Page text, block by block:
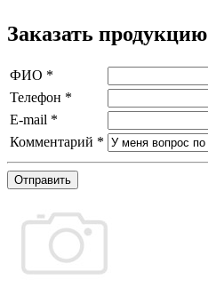
Заказать продукцию
ФИО *
Телефон *
E-mail *
Комментарий *
Отправить